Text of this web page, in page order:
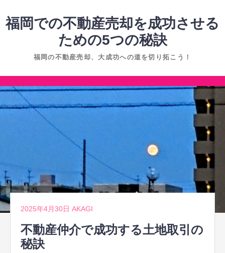
ン
へ
ス
ッ
福岡での不動産売却を成功させる
ための5つの秘訣
福岡の不動産売却、大成功への道を切り拓こう！
コ
テ
ス
キ
ッ
プ
2025年4月30日 AKAGI
不動産仲介で成功する土地取引の
秘訣